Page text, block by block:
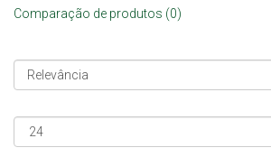
Comparação de produtos (0)